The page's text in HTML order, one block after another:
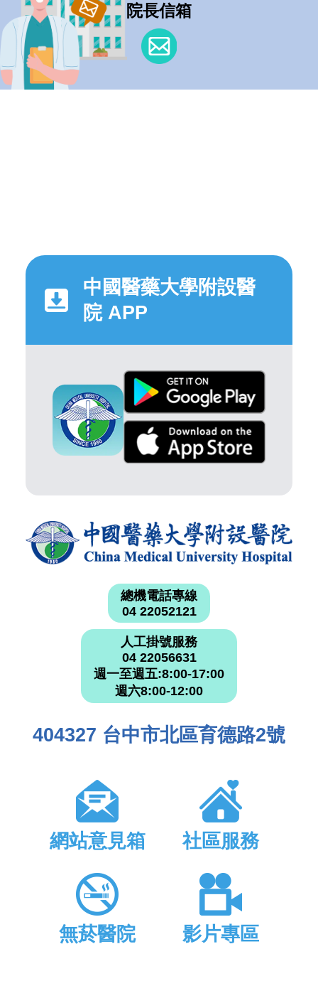
院長信箱
中國醫藥大學附設醫
院 APP
總機電話專線
04 22052121
人工掛號服務
04 22056631
週一至週五:8:00-17:00
週六8:00-12:00
404327 台中市北區育德路2號
網站意見箱 社區服務
無菸醫院 影片專區